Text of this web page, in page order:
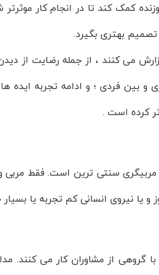
کمک کند تا در انجام کار
بهتری بگیرد.
گزارش می کنند ، از جمله رضایت از
بین فردی ؛ و ادامه تجربه ایده
کرده است .
مربیگری سنتی ترین است. فقط مربی
و یا نیروی انسانی کم تجربه یا
گروهی از مشاوران کار می کنند.